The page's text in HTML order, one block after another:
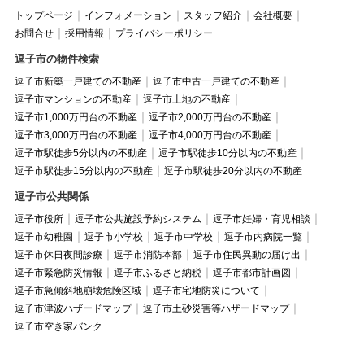
トップページ インフォメーション スタッフ紹介
会社概要
お問合せ
採用情報 プライバシーポリシー
逗子市の物件検索
逗子市新築一戸建ての不動産
逗子市中古一戸建ての不動産
逗子市マンションの不動産
逗子市土地の不動産
逗子市1,000万円台の不動産
逗子市2,000万円台の不動産
逗子市3,000万円台の不動産
逗子市4,000万円台の不動産
逗子市駅徒歩5分以内の不動産
逗子市駅徒歩10分以内の不動産
逗子市駅徒歩15分以内の不動産
逗子市駅徒歩20分以内の不動産
逗子市公共関係
逗子市役所 逗子市公共施設予約システム
逗子市妊婦・育児相談
逗子市幼稚園
逗子市小学校 逗子市中学校
逗子市内病院一覧
逗子市休日夜間診療
逗子市消防本部
逗子市住民異動の届け出
逗子市緊急防災情報
逗子市ふるさと納税
逗子市都市計画図
逗子市急傾斜地崩壊危険区域
逗子市宅地防災について
逗子市津波ハザードマップ
逗子市土砂災害等ハザードマップ
逗子市空き家バンク